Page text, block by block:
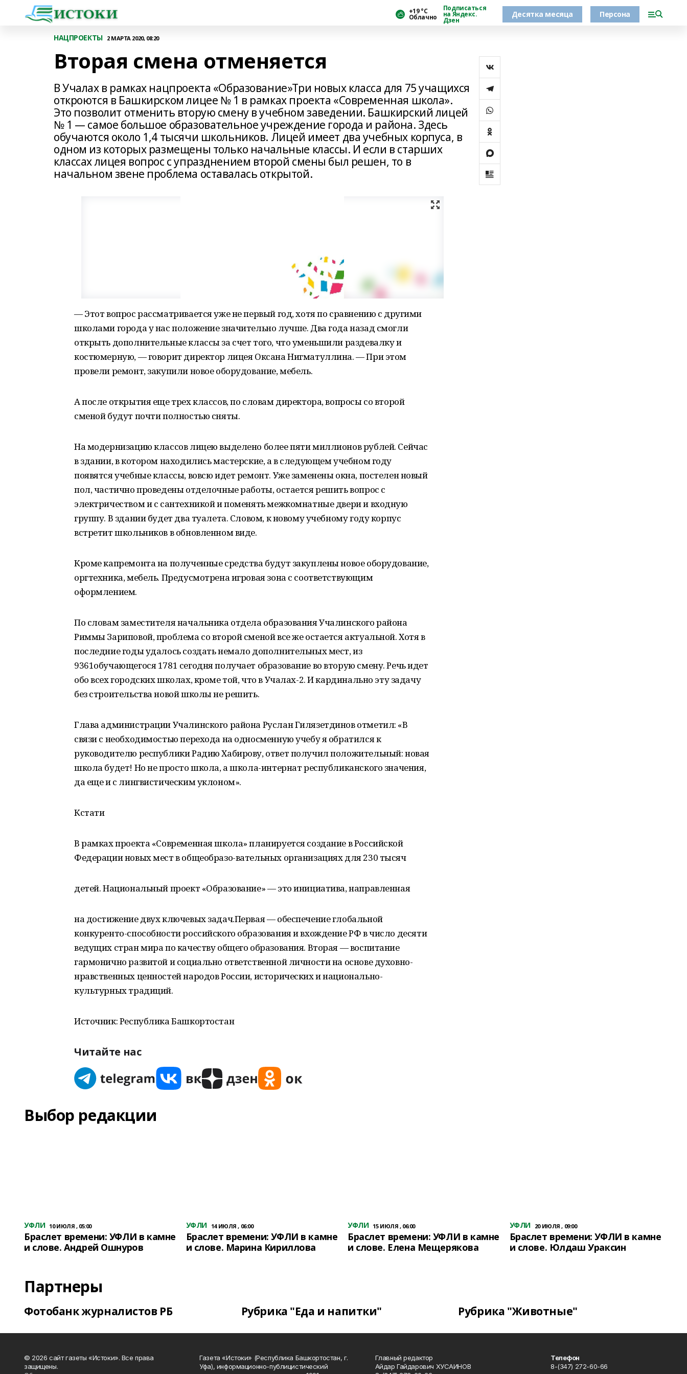
+19 °С
Облачно
Подписаться
на Яндекс.
Дзен
Десятка месяца Персона
НАЦПРОЕКТЫ 2 МАРТА 2020, 08:20
Вторая смена отменяется
В Учалах в рамках нацпроекта «Образование»Три новых класса для 75 учащихся
откроются в Башкирском лицее № 1 в рамках проекта «Современная школа».
Это позволит отменить вторую смену в учебном заведении. Башкирский лицей
№ 1 — самое большое образовательное учреждение города и района. Здесь
обу­чаются около 1,4 тысячи школьников. Лицей имеет два учебных корпуса, в
одном из которых размещены только начальные классы. И если в старших
классах лицея вопрос с упразднением второй смены был решен, то в
начальном звене проблема оставалась открытой.
— Этот вопрос рассматривается уже не первый год, хотя по сравнению с другими
школами города у нас положение значительно лучше. Два года назад смогли
открыть дополнительные классы за счет того, что уменьшили раздевалку и
костюмерную, — говорит директор лицея Оксана Нигматуллина. — При этом
провели ремонт, закупили новое оборудование, мебель.
А после открытия еще трех классов, по словам директора, вопросы со второй
сменой будут почти полностью сняты.
На модернизацию классов лицею выделено более пяти миллионов рублей. Сейчас
в здании, в котором находились мастерские, а в следующем учебном году
появятся учебные классы, вовсю идет ремонт. Уже заменены окна, постелен новый
пол, частично проведены отделочные работы, остается решить вопрос с
электричеством и с сантехникой и поменять межкомнатные двери и входную
группу. В здании будет два туалета. Словом, к новому учебному году корпус
встретит школьников в обновленном виде.
Кроме капремонта на полученные средства будут закуплены новое оборудование,
оргтехника, мебель. Предусмотрена игровая зона с соответствующим
оформлением.
По словам заместителя начальника отдела образования Учалинского района
Риммы Зариповой, проблема со второй сменой все же остается актуальной. Хотя в
последние годы удалось создать немало дополнительных мест, из
9361обучающегося 1781 сегодня получает образование во вторую смену. Речь идет
обо всех городских школах, кроме той, что в Учалах-2. И кардинально эту задачу
без строительства новой школы не решить.
Глава администрации Учалинского района Руслан Гилязетдинов отметил: «В
связи с необходимостью перехода на односменную учебу я обратился к
руководителю республики Радию Хабирову, ответ получил положительный: новая
школа будет! Но не просто школа, а школа-интернат республиканского значения,
да еще и с лингвистическим уклоном».
Кстати
В рамках проекта «Современная школа» планируется создание в Российской
Федерации новых мест в общеобразо-вательных организациях для 230 тысяч
детей. Национальный проект «Образование» — это инициатива, направленная
на достижение двух ключевых задач.Первая — обеспечение глобальной
конкуренто-способности российского образования и вхождение РФ в число десяти
ведущих стран мира по качеству общего образования. Вторая — воспитание
гармонично развитой и социально ответственной личности на основе духовно-
нравственных ценностей народов России, исторических и национально-
культурных традиций.
Источник: Республика Башкортостан
Читайте нас
Выбор редакции
УФЛИ 10 ИЮЛЯ , 05:00
Браслет времени: УФЛИ в камне
и слове. Андрей Ошнуров
УФЛИ 14 ИЮЛЯ , 06:00
Браслет времени: УФЛИ в камне
и слове. Марина Кириллова
УФЛИ 15 ИЮЛЯ , 06:00
Браслет времени: УФЛИ в камне
и слове. Елена Мещерякова
УФЛИ 20 ИЮЛЯ , 09:00
Браслет времени: УФЛИ в камне
и слове. Юлдаш Ураксин
Партнеры
Фотобанк журналистов РБ Рубрика "Еда и напитки" Рубрика "Животные"
© 2026 сайт газеты «Истоки». Все права
защищены.
Газета «Истоки» (Республика Башкортостан, г.
Уфа), информационно-публицистический
Главный редактор
Айдар Гайдарович ХУСАИНОВ
Телефон
8-(347) 272-60-66